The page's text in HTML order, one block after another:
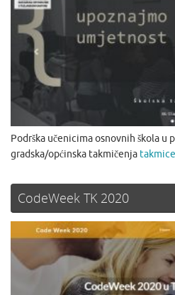
Podrška učenicima osnovnih škola u
gradska/općinska takmičenja
CodeWeek TK 2020